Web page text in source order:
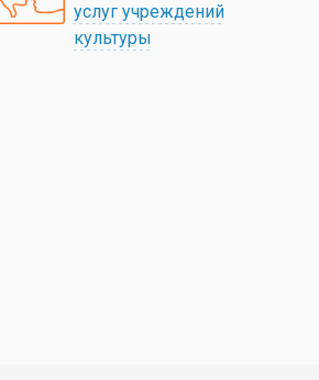
услуг учреждений
культуры